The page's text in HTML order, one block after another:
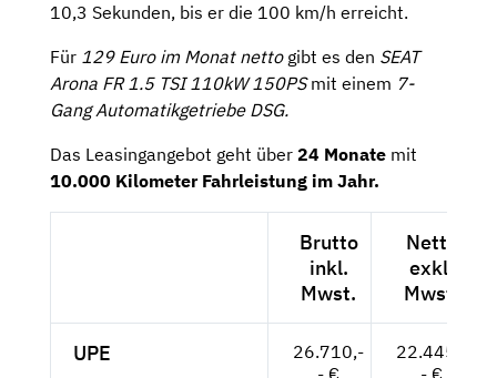
10,3 Sekunden, bis er die 100 km/h erreicht.
Für 129 Euro im Monat nettogibt es den SEAT
Arona FR 1.5 TSI 110kW 150PSmit einem 7-
Gang Automatikgetriebe DSG.
Das Leasingangebot geht über 24 Monate mit
10.000 Kilometer Fahrleistung im Jahr.
Brutto
inkl.
Mwst.
Netto
exkl.
Mwst.
UPE
26.710,-
22.445,-